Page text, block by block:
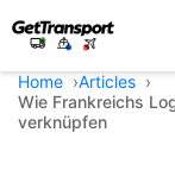
Home
Articles
Wie Frankreichs
verknüpfen